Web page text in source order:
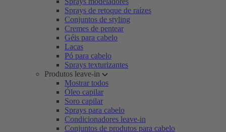
Sprays de retoque de raízes
Conjuntos de styling
Cremes de pentear
Géis para cabelo
Lacas
Pó para cabelo
Sprays texturizantes
Produtos leave-in
Mostrar todos
Óleo capilar
Soro capilar
Sprays para cabelo
Condicionadores leave-in
Conjuntos de produtos para cabelo